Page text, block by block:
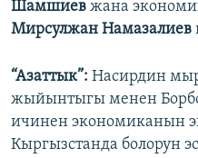
Шамшиев жана
Мирсулжан Намазалиев
“Азаттык”: Насирдин
жыйынтыгы менен
ичинен экономиканын
Кыргызстанда болорун